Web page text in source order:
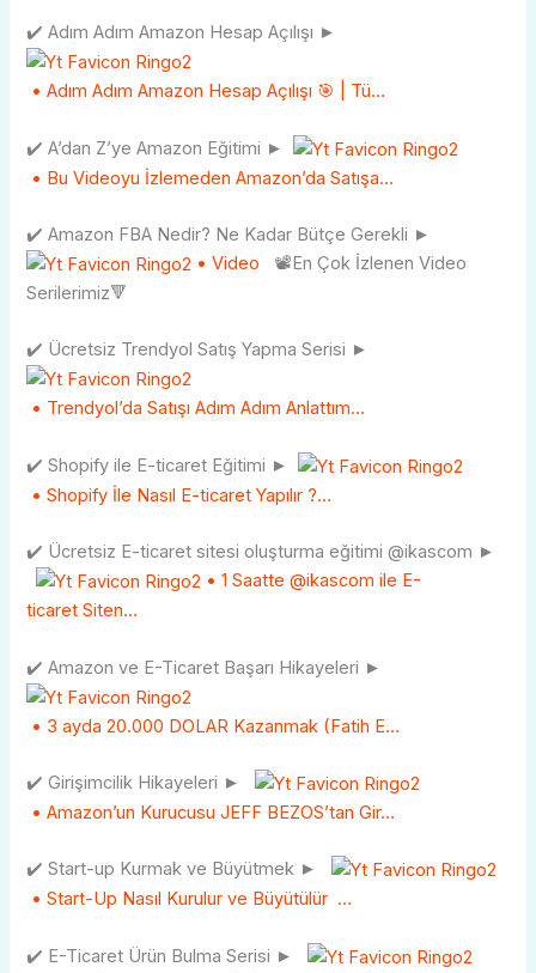
✔️ Adım Adım Amazon Hesap Açılışı ►
• Adım Adım Amazon Hesap Açılışı 🎯 | Tü…
✔️ A’dan Z’ye Amazon Eğitimi ►
• Bu Videoyu İzlemeden Amazon’da Satışa…
✔️ Amazon FBA Nedir? Ne Kadar Bütçe Gerekli ►
• Video
📽En Çok İzlenen Video
Serilerimiz🔻
✔️ Ücretsiz Trendyol Satış Yapma Serisi ►
• Trendyol’da Satışı Adım Adım Anlattım…
✔️ Shopify ile E-ticaret Eğitimi ►
• Shopify İle Nasıl E-ticaret Yapılır ?…
✔️ Ücretsiz E-ticaret sitesi oluşturma eğitimi @ikascom ►
• 1 Saatte @ikascom ile E-
ticaret Siten…
✔️ Amazon ve E-Ticaret Başarı Hikayeleri ►
• 3 ayda 20.000 DOLAR Kazanmak (Fatih E…
✔️ Girişimcilik Hikayeleri ►
• Amazon’un Kurucusu JEFF BEZOS’tan Gir…
✔️ Start-up Kurmak ve Büyütmek ►
• Start-Up Nasıl Kurulur ve Büyütülür …
✔️ E-Ticaret Ürün Bulma Serisi ►